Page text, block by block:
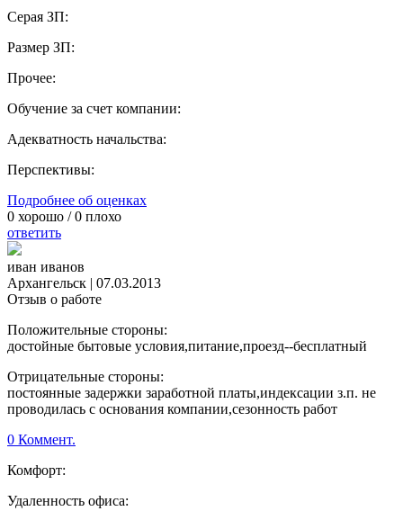
Серая ЗП:
Размер ЗП:
Прочее:
Обучение за счет компании:
Адекватность начальства:
Перспективы:
Подробнее об оценках
0 хорошо /0 плохо
ответить
иван иванов
Архангельск | 07.03.2013
Отзыв о работе
Положительные стороны:
достойные бытовые условия,питание,проезд--бесплатный
Отрицательные стороны:
постоянные задержки заработной платы,индексации з.п. не
проводилась с основания компании,сезонность работ
0 Коммент.
Комфорт:
Удаленность офиса: